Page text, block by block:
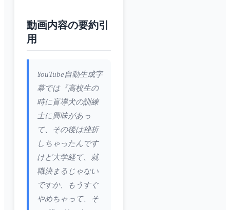
動画内容の要約引
用
YouTube自動生成字
幕では『高校生の
時に盲導犬の訓練
士に興味があっ
て、その後は挫折
しちゃったんです
けど大学経て、就
職決まるじゃない
ですか、もうすぐ
やめちゃって、そ